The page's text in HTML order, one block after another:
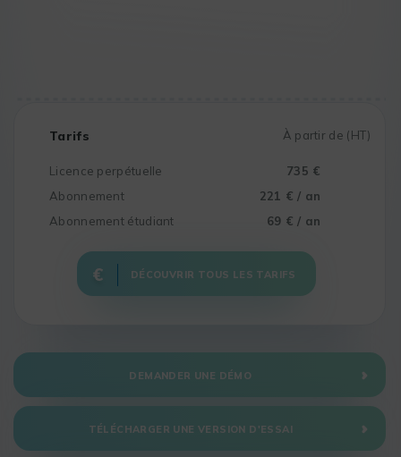
À partir de (HT)
Tarifs
Licence perpétuelle
735 €
Abonnement
221 € / an
Abonnement étudiant
69 € / an
DÉCOUVRIR TOUS LES TARIFS
DEMANDER UNE DÉMO
TÉLÉCHARGER UNE VERSION D'ESSAI